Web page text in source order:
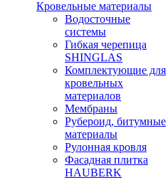
Кровельные материалы
Водосточные
системы
Гибкая черепица
SHINGLAS
Комплектующие для
кровельных
материалов
Мембраны
Рубероид, битумные
материалы
Рулонная кровля
Фасадная плитка
HAUBERK